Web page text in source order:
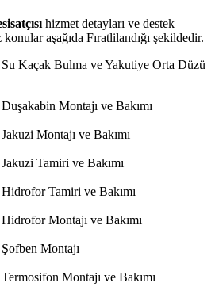
hizmet detayları ve destek
aşağıda Fıratlilandığı şekildedir.
Kaçak Bulma ve Yakutiye Orta Düzü
Montajı ve Bakımı
Montajı ve Bakımı
Tamiri ve Bakımı
Tamiri ve Bakımı
Montajı ve Bakımı
Montajı
Montajı ve Bakımı